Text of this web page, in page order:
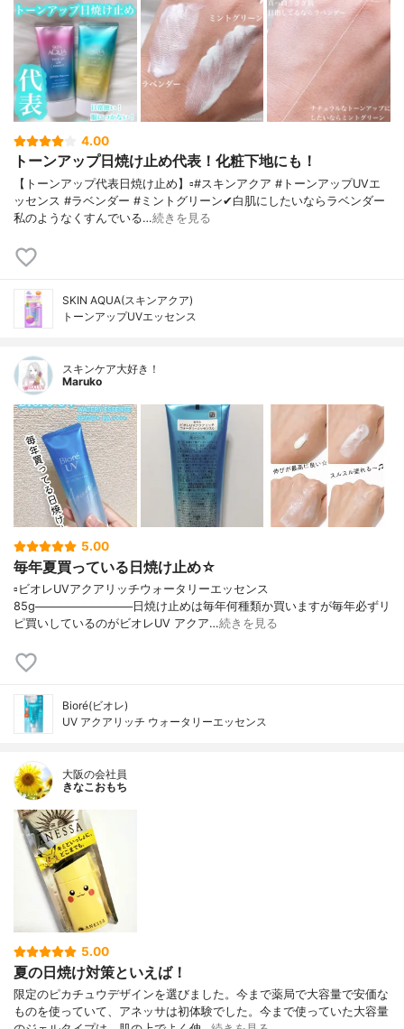
4.00
トーンアップ日焼け止め代表！化粧下地にも！
【トーンアップ代表日焼け止め】▫️#スキンアクア #トーンアップUVエ
ッセンス #ラベンダー #ミントグリーン✔白肌にしたいならラベンダー
私のようなくすんでいる…続きを見る
SKIN AQUA(スキンアクア)
トーンアップUVエッセンス
スキンケア大好き！
Maruko
5.00
毎年夏買っている日焼け止め☆
▫️ビオレUVアクアリッチウォータリーエッセンス
85g────────────日焼け止めは毎年何種類か買いますが毎年必ずリ
ピ買いしているのがビオレUV アクア…続きを見る
Bioré(ビオレ)
UV アクアリッチ ウォータリーエッセンス
大阪の会社員
きなこおもち
5.00
夏の日焼け対策といえば！
限定のピカチュウデザインを選びました。今まで薬局で大容量で安価な
ものを使っていて、アネッサは初体験でした。今まで使っていた大容量